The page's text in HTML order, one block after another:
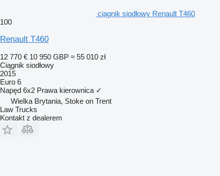
ciągnik siodłowy Renault T460
100
Renault T460
12 770 € 10 950 GBP ≈ 55 010 zł
Ciągnik siodłowy
2015
Euro 6
Napęd 6x2 Prawa kierownica ✓
Wielka Brytania, Stoke on Trent
Law Trucks
Kontakt z dealerem